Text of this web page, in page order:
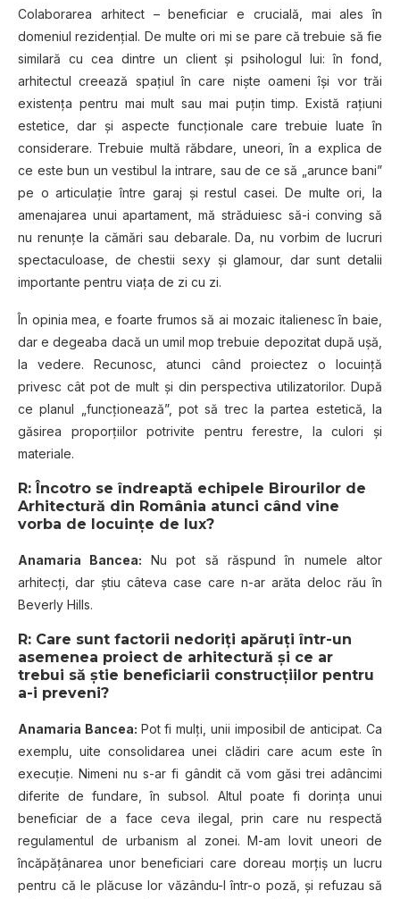
Colaborarea arhitect – beneficiar e crucială, mai ales în
domeniul rezidențial. De multe ori mi se pare că trebuie să fie
similară cu cea dintre un client și psihologul lui: în fond,
arhitectul creează spațiul în care niște oameni își vor trăi
existența pentru mai mult sau mai puțin timp. Există rațiuni
estetice, dar și aspecte funcționale care trebuie luate în
considerare. Trebuie multă răbdare, uneori, în a explica de
ce este bun un vestibul la intrare, sau de ce să „arunce bani”
pe o articulație între garaj și restul casei. De multe ori, la
amenajarea unui apartament, mă străduiesc să-i conving să
nu renunțe la cămări sau debarale. Da, nu vorbim de lucruri
spectaculoase, de chestii sexy și glamour, dar sunt detalii
importante pentru viața de zi cu zi.
În opinia mea, e foarte frumos să ai mozaic italienesc în baie,
dar e degeaba dacă un umil mop trebuie depozitat după ușă,
la vedere. Recunosc, atunci când proiectez o locuință
privesc cât pot de mult și din perspectiva utilizatorilor. După
ce planul „funcționează”, pot să trec la partea estetică, la
găsirea proporțiilor potrivite pentru ferestre, la culori și
materiale.
R: Încotro se îndreaptă echipele Birourilor de
Arhitectură din România atunci când vine
vorba de locuințe de lux?
Anamaria Bancea: Nu pot să răspund în numele altor
arhitecți, dar știu câteva case care n-ar arăta deloc rău în
Beverly Hills.
R: Care sunt factorii nedoriți apăruți într-un
asemenea proiect de arhitectură și ce ar
trebui să știe beneficiarii construcțiilor pentru
a-i preveni?
Anamaria Bancea: Pot fi mulți, unii imposibil de anticipat. Ca
exemplu, uite consolidarea unei clădiri care acum este în
execuție. Nimeni nu s-ar fi gândit că vom găsi trei adâncimi
diferite de fundare, în subsol. Altul poate fi dorința unui
beneficiar de a face ceva ilegal, prin care nu respectă
regulamentul de urbanism al zonei. M-am lovit uneori de
încăpățânarea unor beneficiari care doreau morțiș un lucru
pentru că le plăcuse lor văzându-l într-o poză, și refuzau să